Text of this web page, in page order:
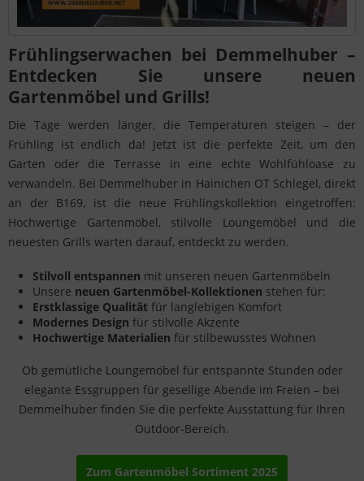
Frühlingserwachen bei Demmelhuber –
Entdecken Sie unsere neuen
Gartenmöbel und Grills!
Die Tage werden länger, die Temperaturen steigen – der
Frühling ist endlich da! Jetzt ist die perfekte Zeit, um den
Garten oder die Terrasse in eine echte Wohlfühloase zu
verwandeln. Bei Demmelhuber in Hainichen OT Schlegel, direkt
an der B169, ist die neue Frühlingskollektion eingetroffen:
Hochwertige Gartenmöbel, stilvolle Loungemöbel und die
neuesten Grills warten darauf, entdeckt zu werden.
Stilvoll entspannen mit unseren neuen Gartenmöbeln
Unsere neuen Gartenmöbel-Kollektionen stehen für:
Erstklassige Qualität für langlebigen Komfort
Modernes Design für stilvolle Akzente
Hochwertige Materialien für stilbewusstes Wohnen
Ob gemütliche Loungemöbel für entspannte Stunden oder
elegante Essgruppen für gesellige Abende im Freien – bei
Demmelhuber finden Sie die perfekte Ausstattung für Ihren
Outdoor-Bereich.
Zum Gartenmöbel Sortiment 2025